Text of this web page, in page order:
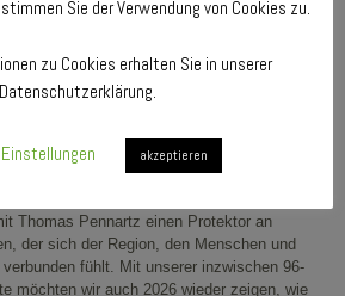
Sie der Verwendung von Cookies zu.
zu Cookies erhalten Sie in unserer
Datenschutzerklärung.
akzeptieren